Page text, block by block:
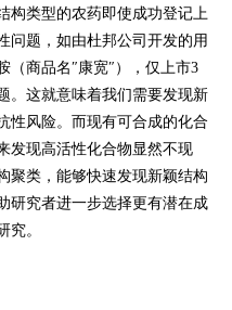
构类型的农药即使成功登记上
问题，如由杜邦公司开发的用
（商品名″康宽″），仅上市3
。这就意味着我们需要发现新
性风险。而现有可合成的化合
发现高活性化合物显然不现
聚类，能够快速发现新颖结构
研究者进一步选择更有潜在成
究。